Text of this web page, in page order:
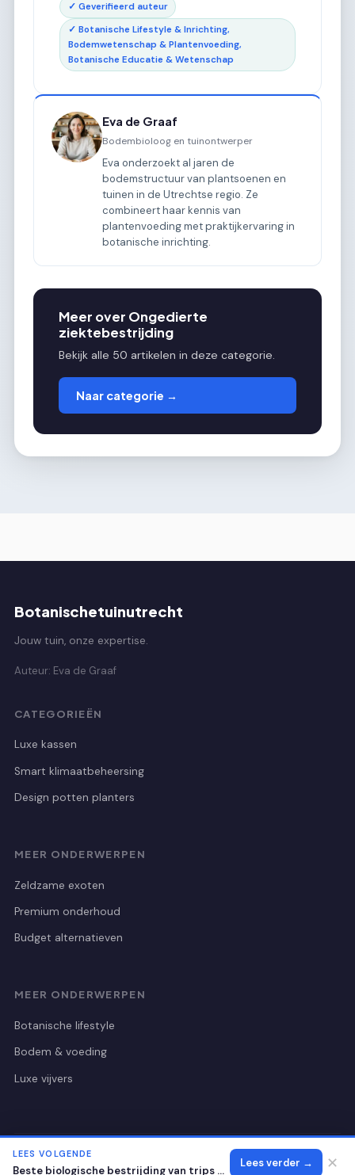
✓ Geverifieerd auteur
✓ Botanische Lifestyle & Inrichting,
Bodemwetenschap & Plantenvoeding,
Botanische Educatie & Wetenschap
Eva de Graaf
Bodembioloog en tuinontwerper
Eva onderzoekt al jaren de
bodemstructuur van plantsoenen en
tuinen in de Utrechtse regio. Ze
combineert haar kennis van
plantenvoeding met praktijkervaring in
botanische inrichting.
Meer over Ongedierte
ziektebestrijding
Bekijk alle 50 artikelen in deze categorie.
Naar categorie →
Botanischetuinutrecht
Jouw tuin, onze expertise.
Auteur: Eva de Graaf
CATEGORIEËN
Luxe kassen
Smart klimaatbeheersing
Design potten planters
MEER ONDERWERPEN
Zeldzame exoten
Premium onderhoud
Budget alternatieven
MEER ONDERWERPEN
Botanische lifestyle
Bodem & voeding
Luxe vijvers
© 2026 Botanischetuinutrecht Alle rechten voorbehouden.
LEES VOLGENDE
Beste biologische bestrijding van trips op zeldzame kamerplanten
Lees verder → ✕